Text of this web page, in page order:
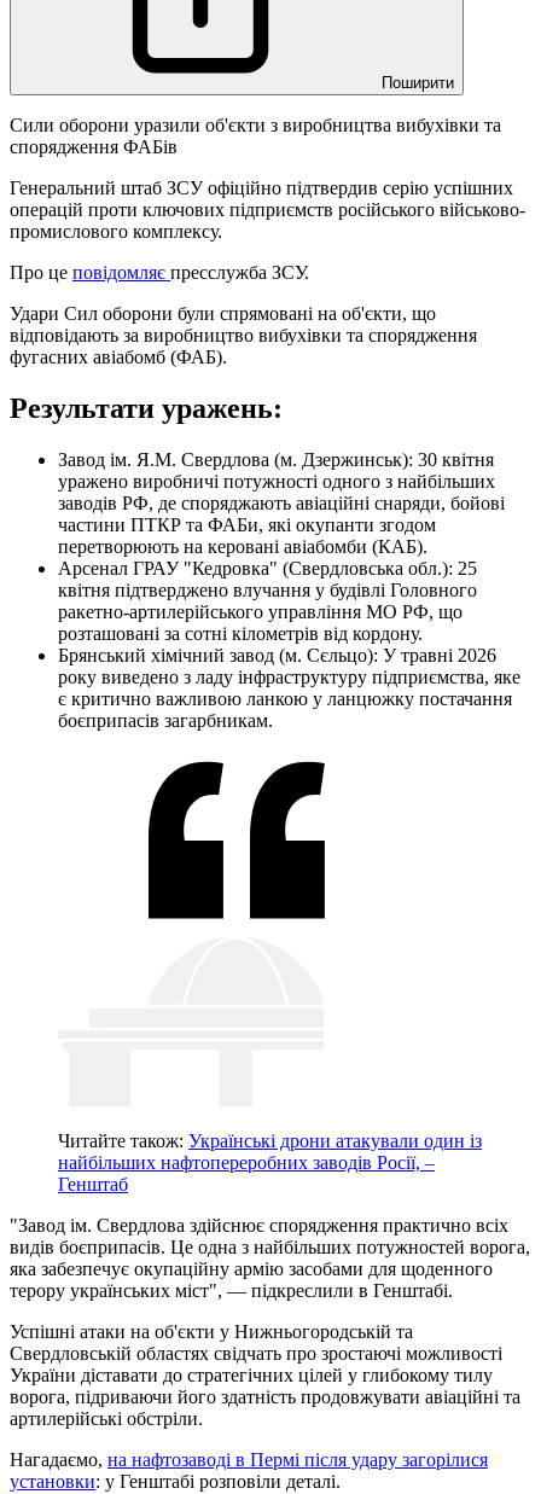
Поширити
Сили оборони уразили об'єкти з виробництва вибухівки та
спорядження ФАБів
Генеральний штаб ЗСУ офіційно підтвердив серію успішних
операцій проти ключових підприємств російського військово-
промислового комплексу.
Про це повідомляє пресслужба ЗСУ.
Удари Сил оборони були спрямовані на об'єкти, що
відповідають за виробництво вибухівки та спорядження
фугасних авіабомб (ФАБ).
Результати уражень:
Завод ім. Я.М. Свердлова (м. Дзержинськ): 30 квітня
уражено виробничі потужності одного з найбільших
заводів РФ, де споряджають авіаційні снаряди, бойові
частини ПТКР та ФАБи, які окупанти згодом
перетворюють на керовані авіабомби (КАБ).
Арсенал ГРАУ "Кедровка" (Свердловська обл.): 25
квітня підтверджено влучання у будівлі Головного
ракетно-артилерійського управління МО РФ, що
розташовані за сотні кілометрів від кордону.
Брянський хімічний завод (м. Сєльцо): У травні 2026
року виведено з ладу інфраструктуру підприємства, яке
є критично важливою ланкою у ланцюжку постачання
боєприпасів загарбникам.
Читайте також: Українські дрони атакували один із
найбільших нафтопереробних заводів Росії, –
Генштаб
"Завод ім. Свердлова здійснює спорядження практично всіх
видів боєприпасів. Це одна з найбільших потужностей ворога,
яка забезпечує окупаційну армію засобами для щоденного
терору українських міст", — підкреслили в Генштабі.
Успішні атаки на об'єкти у Нижньогородській та
Свердловській областях свідчать про зростаючі можливості
України діставати до стратегічних цілей у глибокому тилу
ворога, підриваючи його здатність продовжувати авіаційні та
артилерійські обстріли.
Нагадаємо, на нафтозаводі в Пермі після удару загорілися
установки: у Генштабі розповіли деталі.